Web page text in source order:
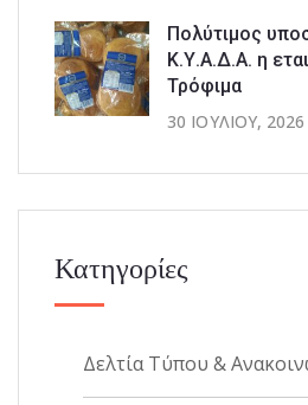
Πολύτιμος
Κ.Υ.Α.Δ.Α. η
Τρόφιμα
30 ΙΟΥΛΊΟΥ, 2026
Κατηγορίες
Δελτία Τύπου &